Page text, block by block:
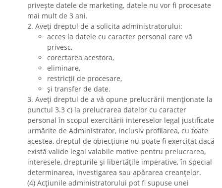
privește datele de marketing, datele nu vor fi procesate
mai mult de 3 ani.
2. Aveți dreptul de a solicita administratorului:
acces la datele cu caracter personal care vă
privesc,
corectarea acestora,
eliminare,
restricții de procesare,
și transfer de date.
3. Aveți dreptul de a vă opune prelucrării menționate la
punctul 3.3 c) la prelucrarea datelor cu caracter
personal în scopul exercitării intereselor legal justificate
urmărite de Administrator, inclusiv profilarea, cu toate
acestea, dreptul de obiecțiune nu poate fi exercitat dacă
există valide legal valabile motive pentru prelucrarea,
interesele, drepturile și libertățile imperative, în special
determinarea, investigarea sau apărarea creanțelor.
(4) Acțiunile administratorului pot fi supuse unei